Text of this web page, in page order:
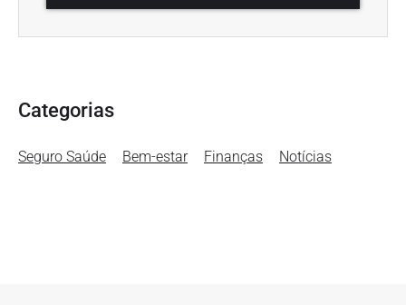
Categorias
Seguro Saúde Bem-estar Finanças Notícias